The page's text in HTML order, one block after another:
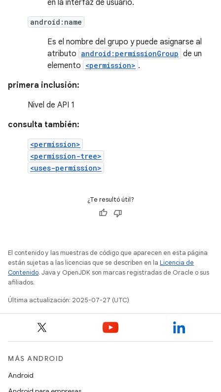
en la interfaz de usuario.
android:name
Es el nombre del grupo y puede asignarse al
atributo android:permissionGroup de un
elemento <permission> .
primera inclusión:
Nivel de API 1
consulta también:
<permission>
<permission-tree>
<uses-permission>
¿Te resultó útil?
El contenido y las muestras de código que aparecen en esta página
están sujetas a las licencias que se describen en la Licencia de
Contenido. Java y OpenJDK son marcas registradas de Oracle o sus
afiliados.
Última actualización: 2025-07-27 (UTC)
MÁS ANDROID
Android